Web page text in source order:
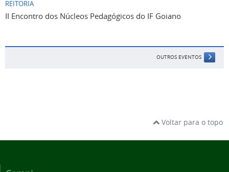
II Encontro dos Núcleos Pedagógicos do IF Goiano
OUTROS EVENTOS